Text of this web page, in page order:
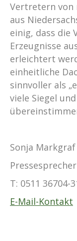
Vertretern von
aus
einig, dass die
Erzeugnisse
erleichtert
einheitliche
sinnvoller als
viele Siegel
Sonja Markgraf
T: 0511 36704-
E-Mail-Kontakt